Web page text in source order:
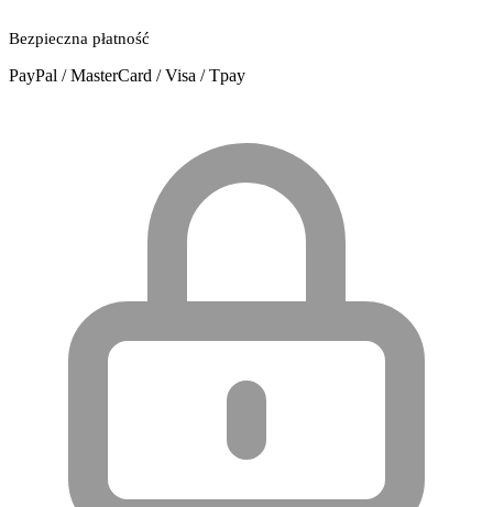
Bezpieczna płatność
PayPal / MasterCard / Visa / Tpay